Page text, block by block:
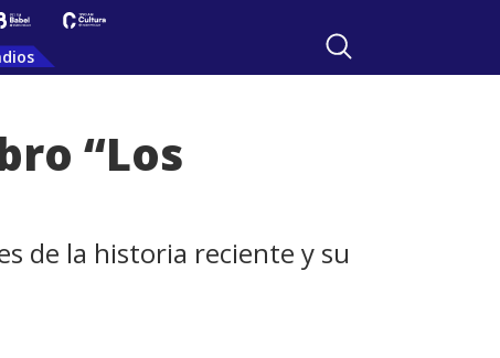
“Los
de la historia reciente y su